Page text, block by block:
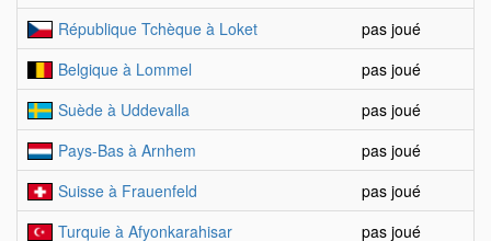
République Tchèque à Loket
pas joué
Belgique à Lommel
pas joué
Suède à Uddevalla
pas joué
Pays-Bas à Arnhem
pas joué
Suisse à Frauenfeld
pas joué
Turquie à Afyonkarahisar
pas joué